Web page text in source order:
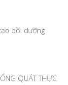
bồi dưỡng
QUÁT THỰC